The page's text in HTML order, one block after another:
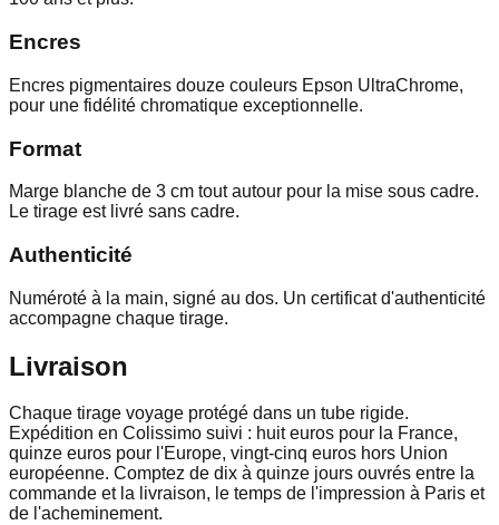
Encres
Encres pigmentaires douze couleurs Epson UltraChrome,
pour une fidélité chromatique exceptionnelle.
Format
Marge blanche de 3 cm tout autour pour la mise sous cadre.
Le tirage est livré sans cadre.
Authenticité
Numéroté à la main, signé au dos. Un certificat d'authenticité
accompagne chaque tirage.
Livraison
Chaque tirage voyage protégé dans un tube rigide.
Expédition en Colissimo suivi : huit euros pour la France,
quinze euros pour l'Europe, vingt-cinq euros hors Union
européenne. Comptez de dix à quinze jours ouvrés entre la
commande et la livraison, le temps de l'impression à Paris et
de l'acheminement.